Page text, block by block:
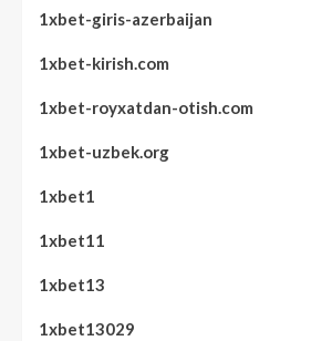
1xbet-giris-azerbaijan
1xbet-kirish.com
1xbet-royxatdan-otish.com
1xbet-uzbek.org
1xbet1
1xbet11
1xbet13
1xbet13029